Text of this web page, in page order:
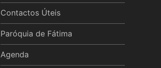
Contactos Úteis
Paróquia de Fátima
Agenda